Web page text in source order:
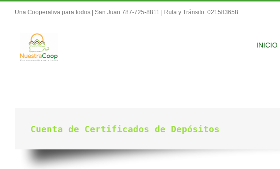
Una Cooperativa para todos | San Juan 787-725-8811 | Ruta y Tránsito: 021583658
INICIO
Cuenta de Certificados de Depósitos